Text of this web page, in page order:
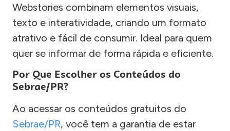
Webstories combinam elementos visuais,
texto e interatividade, criando um formato
atrativo e fácil de consumir. Ideal para quem
quer se informar de forma rápida e eficiente.
Por Que Escolher os Conteúdos do
Sebrae/PR?
Ao acessar os conteúdos gratuitos do
Sebrae/PR, você tem a garantia de estar